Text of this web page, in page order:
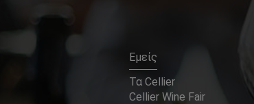
Εμείς
Τα Cellier
Cellier Wine Fair